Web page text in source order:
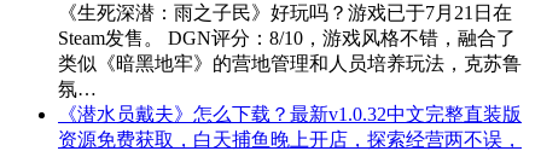
《生死深潜：雨之子民》好玩吗？游戏已于7月21日在
Steam发售。 DGN评分：8/10，游戏风格不错，融合了
类似《暗黑地牢》的营地管理和人员培养玩法，克苏鲁
氛…
《潜水员戴夫》怎么下载？最新v1.0.32中文完整直装版
资源免费获取，白天捕鱼晚上开店，探索经营两不误，